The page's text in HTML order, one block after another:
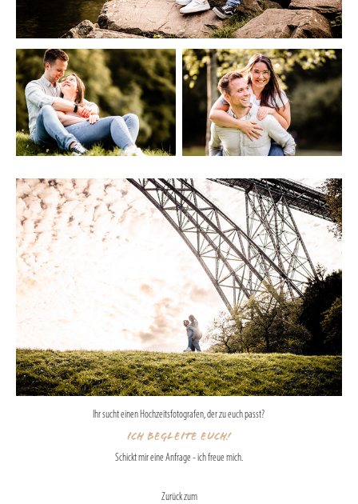
Ihr sucht einen Hochzeitsfotografen, der zu euch passt?
Ich begleite euch!
Schickt mir eine Anfrage - ich freue mich.
Zurück zum